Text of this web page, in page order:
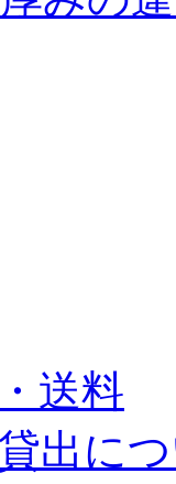
送料
出に